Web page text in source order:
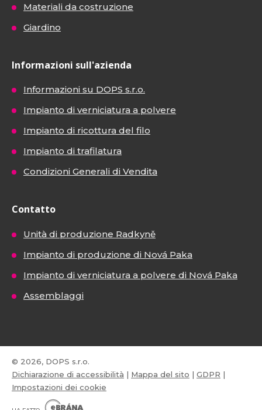
Materiali da costruzione
Giardino
Informazioni sull'azienda
Informazioni su DOPS s.r.o.
Impianto di verniciatura a polvere
Impianto di ricottura del filo
Impianto di trafilatura
Condizioni Generali di Vendita
Contatto
Unità di produzione Radkyně
Impianto di produzione di Nová Paka
Impianto di verniciatura a polvere di Nová Paka
Assemblaggi
© 2026, DOPS s.r.o.
Dichiarazione di accessibilità | Mappa del sito | GDPR |
Impostazioni dei cookie